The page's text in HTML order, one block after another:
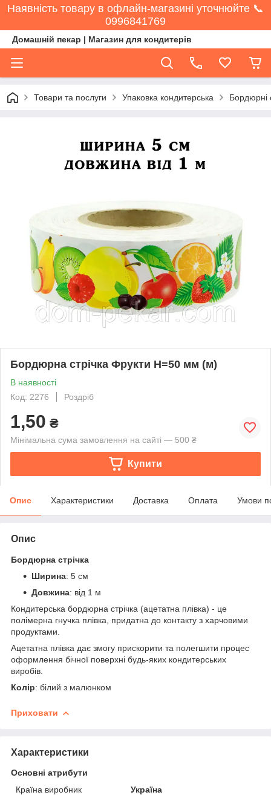
Наявність товару в офлайн-магазині уточнюйте 📞
0996841769
Домашній пекар | Магазин для кондитерів
Товари та послуги Упаковка кондитерська Бордюрні
Бордюрна стрічка Фрукти Н=50 мм (м)
В наявності
Код: 2276
Роздріб
1,50 ₴
Мінімальна сума замовлення на сайті — 500 ₴
Купити
Опис Характеристики Доставка Оплата Умови
Опис
Бордюрна стрічка
Ширина: 5 см
Довжина: від 1 м
Кондитерська бордюрна стрічка (ацетатна плівка) - це
полімерна гнучка плівка, придатна до контакту з харчовими
продуктами.
Ацетатна плівка дає змогу прискорити та полегшити процес
оформлення бічної поверхні будь-яких кондитерських
виробів.
Колір: білий з малюнком
Приховати
Характеристики
Основні атрибути
Країна виробник
Україна